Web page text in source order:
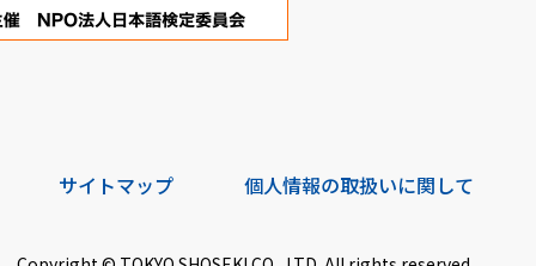
サイトマップ 個人情報の取扱いに関して